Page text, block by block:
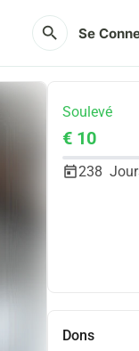
search Se
Soulevé
€ 10
238
Dons